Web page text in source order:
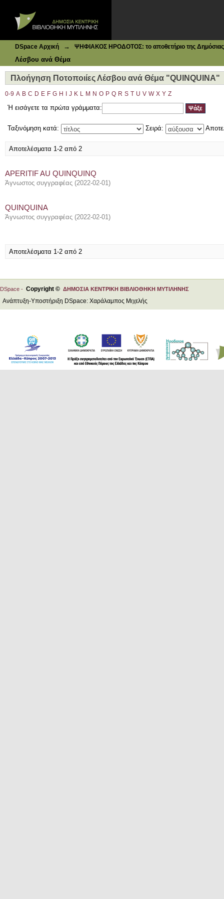
DSpace Αρχική → ΨΗΦΙΑΚΟΣ ΗΡΟΔΟΤΟΣ: το αποθετήριο της Δημόσιας
Λέσβου ανά Θέμα
Πλοήγηση Ποτοποιίες Λέσβου ανά Θέμα "QUINQUINA"
0-9 A B C D E F G H J K L M N O P Q R S T U V W X Y Z
Ή εισάγετε τα πρώτα γράμματα:
Ταξινόμηση κατά: Σειρά:
Αποτελέσματα 1-2 από 2
APERITIF AU QUINQUINQ
Άγνωστος συγγραφέας (2022-02-01)
QUINQUINA
Άγνωστος συγγραφέας (2022-02-01)
Αποτελέσματα 1-2 από 2
DSpace - Copyright © ΔΗΜΟΣΙΑ ΚΕΝΤΡΙΚΗ ΒΙΒΛΙΟΘΗΚΗ ΜΥΤΙΛΗΝΗΣ
Ανάπτυξη-Υποστήριξη DSpace: Χαράλαμπος Μιχελής